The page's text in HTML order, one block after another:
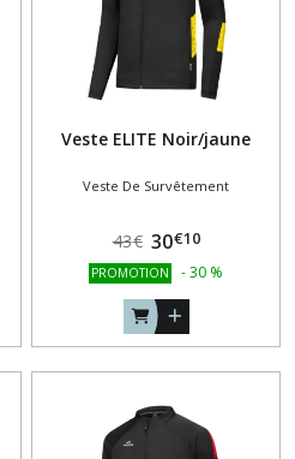
Veste ELITE Noir/jaune
Veste De Survêtement
43€ 30€10
PROMOTION -30 %